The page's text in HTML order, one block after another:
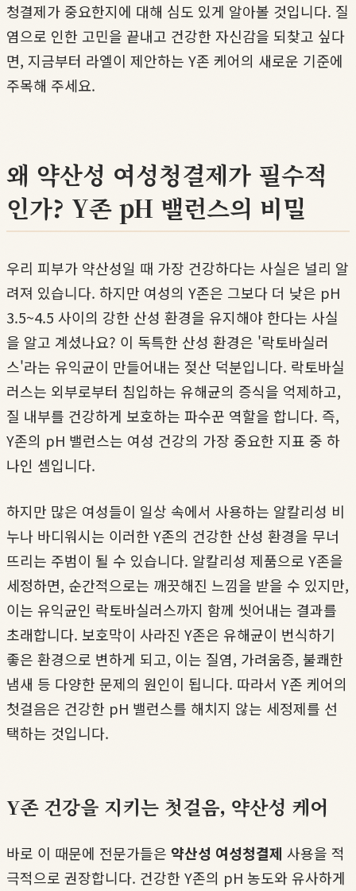
청결제가 중요한지에 대해 심도 있게 알아볼 것입니다. 질
염으로 인한 고민을 끝내고 건강한 자신감을 되찾고 싶다
면, 지금부터 라엘이 제안하는 Y존 케어의 새로운 기준에
주목해 주세요.
왜 약산성 여성청결제가 필수적
인가? Y존 pH 밸런스의 비밀
우리 피부가 약산성일 때 가장 건강하다는 사실은 널리 알
려져 있습니다. 하지만 여성의 Y존은 그보다 더 낮은 pH
3.5~4.5 사이의 강한 산성 환경을 유지해야 한다는 사실
을 알고 계셨나요? 이 독특한 산성 환경은 '락토바실러
스'라는 유익균이 만들어내는 젖산 덕분입니다. 락토바실
러스는 외부로부터 침입하는 유해균의 증식을 억제하고,
질 내부를 건강하게 보호하는 파수꾼 역할을 합니다. 즉,
Y존의 pH 밸런스는 여성 건강의 가장 중요한 지표 중 하
나인 셈입니다.
하지만 많은 여성들이 일상 속에서 사용하는 알칼리성 비
누나 바디워시는 이러한 Y존의 건강한 산성 환경을 무너
뜨리는 주범이 될 수 있습니다. 알칼리성 제품으로 Y존을
세정하면, 순간적으로는 깨끗해진 느낌을 받을 수 있지만,
이는 유익균인 락토바실러스까지 함께 씻어내는 결과를
초래합니다. 보호막이 사라진 Y존은 유해균이 번식하기
좋은 환경으로 변하게 되고, 이는 질염, 가려움증, 불쾌한
냄새 등 다양한 문제의 원인이 됩니다. 따라서 Y존 케어의
첫걸음은 건강한 pH 밸런스를 해치지 않는 세정제를 선
택하는 것입니다.
Y존 건강을 지키는 첫걸음, 약산성 케어
바로 이 때문에 전문가들은 약산성 여성청결제 사용을 적
극적으로 권장합니다. 건강한 Y존의 pH 농도와 유사하게